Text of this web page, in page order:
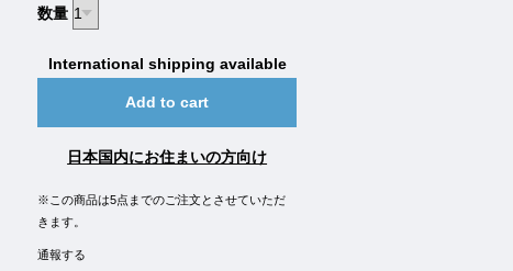
数量
International shipping available
Add to cart
日本国内にお住まいの方向け
※この商品は5点までのご注文とさせていただ
きます。
通報する